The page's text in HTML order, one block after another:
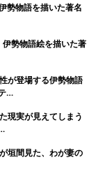
勢物語を描いた著名
勢物語絵を描いた著
が登場する伊勢物語
…
現実が見えてしまう
垣間見た、わが妻の